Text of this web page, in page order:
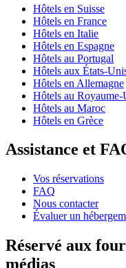
Hôtels en Suisse
Hôtels en France
Hôtels en Italie
Hôtels en Espagne
Hôtels au Portugal
Hôtels aux États-
Hôtels en Allemagne
Hôtels au Royaume-
Hôtels au Maroc
Hôtels en Grèce
Assistance et
Vos réservations
FAQ
Nous contacter
Évaluer un
Réservé aux
médias